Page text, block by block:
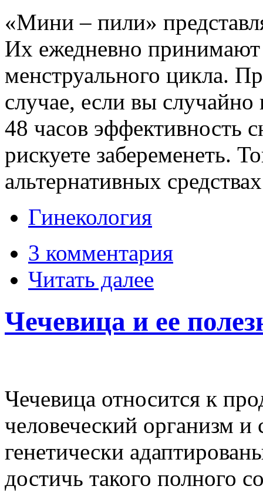
«Мини – пили»
Их ежедневно принимают
менструального цикла.
случае, если вы
48 часов эффективность
рискуете забеременеть.
альтернативных
Гинекология
3 комментария
Читать далее
Чечевица и ее
Чечевица относится к
человеческий организм
генетически
достичь такого полного